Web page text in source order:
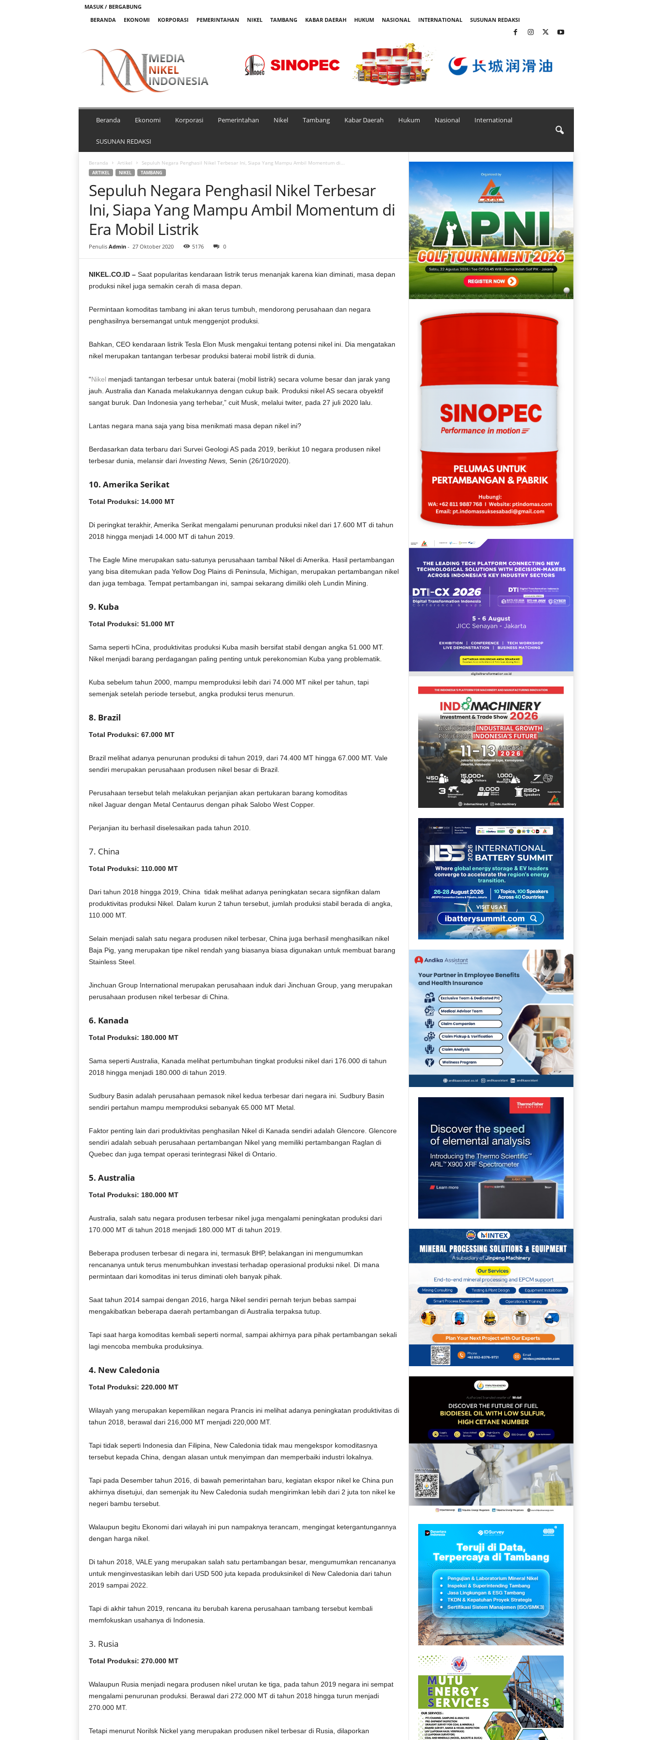
MASUK / BERGABUNG
BERANDA
EKONOMI KORPORASI PEMERINTAHAN NIKEL TAMBANG KABAR DAERAH HUKUM NASIONAL INTERNATIONAL SUSUNAN REDAKSI
i
Beranda Ekonomi Korporasi Pemerintahan Nikel Tambang Kabar Daerah Hukum Nasional International
SUSUNAN REDAKSI
Beranda Artikel Sepuluh Negara Penghasil Nikel Terbesar Ini, Siapa Yang Mampu Ambil Momentum di...
ARTIKEL NIKEL TAMBANG
Sepuluh Negara Penghasil Nikel Terbesar
Ini, Siapa Yang Mampu Ambil Momentum di
Era Mobil Listrik
Penulis Admin- 27 Oktober 2020 5176 0
NIKEL.CO.ID – Saat popularitas kendaraan listrik terus menanjak karena kian diminati, masa depan
produksi nikel juga semakin cerah di masa depan.
Permintaan komoditas tambang ini akan terus tumbuh, mendorong perusahaan dan negara
penghasilnya bersemangat untuk menggenjot produksi.
Bahkan, CEO kendaraan listrik Tesla Elon Musk mengakui tentang potensi nikel ini. Dia mengatakan
nikel merupakan tantangan terbesar produksi baterai mobil listrik di dunia.
“Nikel menjadi tantangan terbesar untuk baterai (mobil listrik) secara volume besar dan jarak yang
jauh. Australia dan Kanada melakukannya dengan cukup baik. Produksi nikel AS secara obyektif
sangat buruk. Dan Indonesia yang terhebar,” cuit Musk, melalui twiter, pada 27 juli 2020 lalu.
Lantas negara mana saja yang bisa menikmati masa depan nikel ini?
Berdasarkan data terbaru dari Survei Geologi AS pada 2019, berikiut 10 negara produsen nikel
terbesar dunia, melansir dari Investing News, Senin (26/10/2020).
10. Amerika Serikat
Total Produksi: 14.000 MT
Di peringkat terakhir, Amerika Serikat mengalami penurunan produksi nikel dari 17.600 MT di tahun
2018 hingga menjadi 14.000 MT di tahun 2019.
The Eagle Mine merupakan satu-satunya perusahaan tambal Nikel di Amerika. Hasil pertambangan
yang bisa ditemukan pada Yellow Dog Plains di Peninsula, Michigan, merupakan pertambangan nikel
dan juga tembaga. Tempat pertambangan ini, sampai sekarang dimiliki oleh Lundin Mining.
9. Kuba
Total Produksi: 51.000 MT
Sama seperti hCina, produktivitas produksi Kuba masih bersifat stabil dengan angka 51.000 MT.
Nikel menjadi barang perdagangan paling penting untuk perekonomian Kuba yang problematik.
Kuba sebelum tahun 2000, mampu memproduksi lebih dari 74.000 MT nikel per tahun, tapi
semenjak setelah periode tersebut, angka produksi terus menurun.
8. Brazil
Total Produksi: 67.000 MT
Brazil melihat adanya penurunan produksi di tahun 2019, dari 74.400 MT hingga 67.000 MT. Vale
sendiri merupakan perusahaan produsen nikel besar di Brazil.
Perusahaan tersebut telah melakukan perjanjian akan pertukaran barang komoditas
nikel Jaguar dengan Metal Centaurus dengan pihak Salobo West Copper.
Perjanjian itu berhasil diselesaikan pada tahun 2010.
7. China
Total Produksi: 110.000 MT
Dari tahun 2018 hingga 2019, China tidak melihat adanya peningkatan secara signfikan dalam
produktivitas produksi Nikel. Dalam kurun 2 tahun tersebut, jumlah produksi stabil berada di angka,
110.000 MT.
Selain menjadi salah satu negara produsen nikel terbesar, China juga berhasil menghasilkan nikel
Baja Pig, yang merupakan tipe nikel rendah yang biasanya biasa digunakan untuk membuat barang
Stainless Steel.
Jinchuan Group International merupakan perusahaan induk dari Jinchuan Group, yang merupakan
perusahaan produsen nikel terbesar di China.
6. Kanada
Total Produksi: 180.000 MT
Sama seperti Australia, Kanada melihat pertumbuhan tingkat produksi nikel dari 176.000 di tahun
2018 hingga menjadi 180.000 di tahun 2019.
Sudbury Basin adalah perusahaan pemasok nikel kedua terbesar dari negara ini. Sudbury Basin
sendiri pertahun mampu memproduksi sebanyak 65.000 MT Metal.
Faktor penting lain dari produktivitas penghasilan Nikel di Kanada sendiri adalah Glencore. Glencore
sendiri adalah sebuah perusahaan pertambangan Nikel yang memiliki pertambangan Raglan di
Quebec dan juga tempat operasi terintegrasi Nikel di Ontario.
5. Australia
Total Produksi: 180.000 MT
Australia, salah satu negara produsen terbesar nikel juga mengalami peningkatan produksi dari
170.000 MT di tahun 2018 menjadi 180.000 MT di tahun 2019.
Beberapa produsen terbesar di negara ini, termasuk BHP, belakangan ini mengumumkan
rencananya untuk terus menumbuhkan investasi terhadap operasional produksi nikel. Di mana
permintaan dari komoditas ini terus diminati oleh banyak pihak.
Saat tahun 2014 sampai dengan 2016, harga Nikel sendiri pernah terjun bebas sampai
mengakibatkan beberapa daerah pertambangan di Australia terpaksa tutup.
Tapi saat harga komoditas kembali seperti normal, sampai akhirnya para pihak pertambangan sekali
lagi mencoba membuka produksinya.
4. New Caledonia
Total Produksi: 220.000 MT
Wilayah yang merupakan kepemilikan negara Prancis ini melihat adanya peningkatan produktivitas di
tahun 2018, berawal dari 216,000 MT menjadi 220,000 MT.
Tapi tidak seperti Indonesia dan Filipina, New Caledonia tidak mau mengekspor komoditasnya
tersebut kepada China, dengan alasan untuk menyimpan dan memperbaiki industri lokalnya.
Tapi pada Desember tahun 2016, di bawah pemerintahan baru, kegiatan ekspor nikel ke China pun
akhirnya disetujui, dan semenjak itu New Caledonia sudah mengirimkan lebih dari 2 juta ton nikel ke
negeri bambu tersebut.
Walaupun begitu Ekonomi dari wilayah ini pun nampaknya terancam, mengingat ketergantungannya
dengan harga nikel.
Di tahun 2018, VALE yang merupakan salah satu pertambangan besar, mengumumkan rencananya
untuk menginvestasikan lebih dari USD 500 juta kepada produksinikel di New Caledonia dari tahun
2019 sampai 2022.
Tapi di akhir tahun 2019, rencana itu berubah karena perusahaan tambang tersebut kembali
memfokuskan usahanya di Indonesia.
3. Rusia
Total Produksi: 270.000 MT
Walaupun Rusia menjadi negara produsen nikel urutan ke tiga, pada tahun 2019 negara ini sempat
mengalami penurunan produksi. Berawal dari 272.000 MT di tahun 2018 hingga turun menjadi
270.000 MT.
Tetapi menurut Norilsk Nickel yang merupakan produsen nikel terbesar di Rusia, dilaporkan